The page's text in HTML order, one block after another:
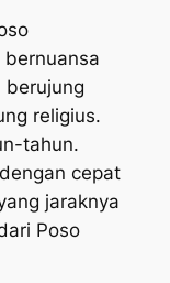
bernuansa
berujung
religius.
tahun.
cepat
jaraknya
Poso